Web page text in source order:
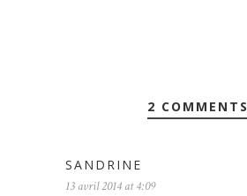
2 COMMENTS
SANDRINE
13 avril 2014 at 4:09